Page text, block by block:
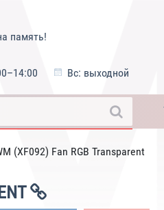
память!
Вс: выходной
(XF092) Fan RGB Transparent